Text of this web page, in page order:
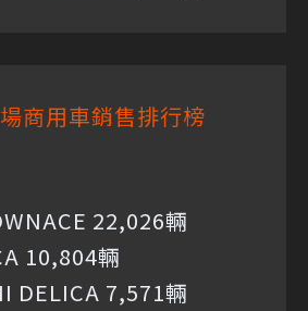
商用車銷售排行榜
22,026輛
10,804輛
DELICA 7,571輛